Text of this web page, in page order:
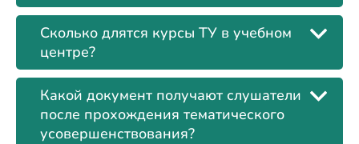
Сколько длятся курсы ТУ в учебном
центре?
Какой документ получают слушатели
после прохождения тематического
усовершенствования?